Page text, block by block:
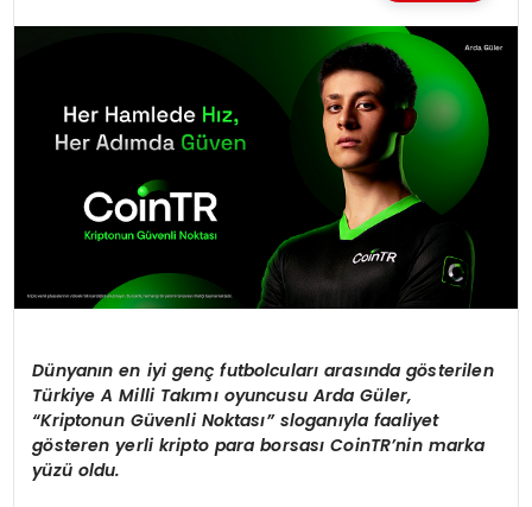
Dünyanın en iyi genç futbolcuları arasında gösterilen
Türkiye A Milli Takımı oyuncusu Arda Güler,
“Kriptonun Güvenli Noktası” sloganıyla faaliyet
gösteren yerli kripto para borsası CoinTR’nin marka
yüzü oldu.